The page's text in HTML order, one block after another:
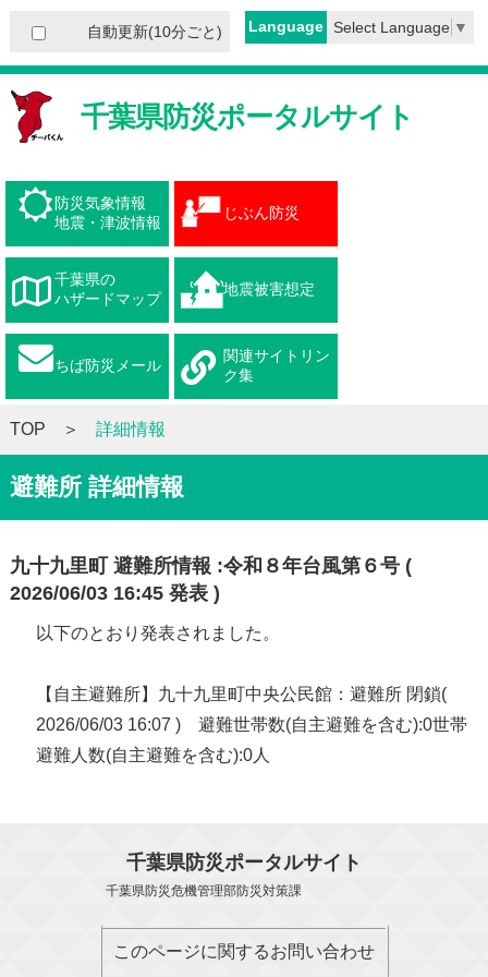
自動更新(10分ごと) Language Select Language ▼
千葉県防災ポータルサイト
防災気象情報
地震・津波情報
じぶん防災
千葉県の
ハザードマップ
地震被害想定
ちば防災メール
関連サイトリン
ク集
TOP 詳細情報
避難所 詳細情報
九十九里町 避難所情報 :令和８年台風第６号 (
2026/06/03 16:45 発表 )
以下のとおり発表されました。
【自主避難所】九十九里町中央公民館：避難所 閉鎖(
2026/06/03 16:07 ) 避難世帯数(自主避難を含む):0世帯
避難人数(自主避難を含む):0人
千葉県防災ポータルサイト
千葉県防災危機管理部防災対策課
このページに関するお問い合わせ